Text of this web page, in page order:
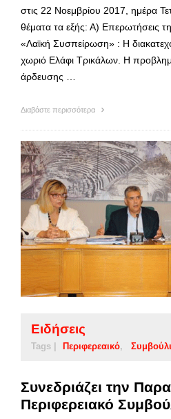
στις 22 Νοεμβρίου 2017, ημέρα
θέματα τα εξής: Α) Επερωτήσεις
«Λαϊκή Συσπείρωση» : Η
χωριό Ελάφι Τρικάλων. Η
άρδευσης …
Διαβάστε περισσότερα
Ειδήσεις
Tags | Περιφερεαικό
Συνεδριάζει την
Περιφερειακό